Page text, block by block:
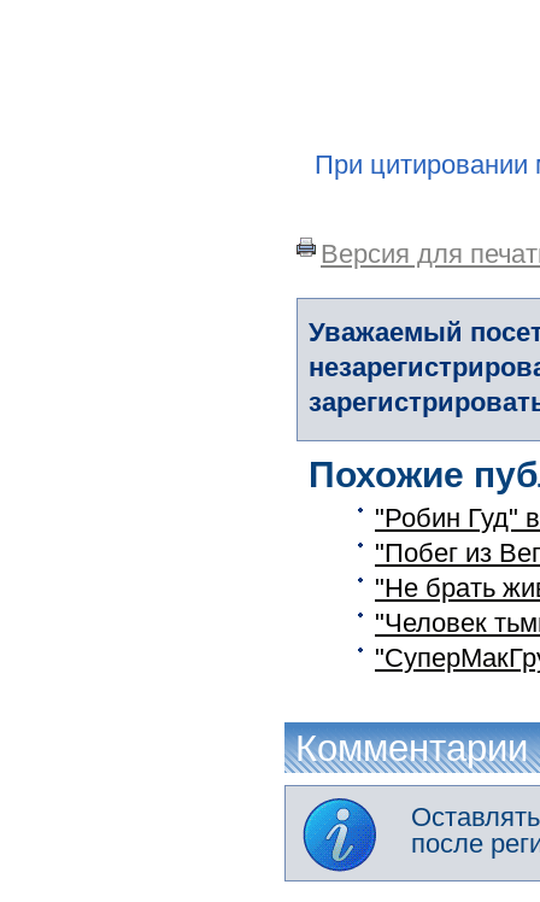
При цитировании
Версия для
Уважаемый
Похожие
"Робин Гуд"
"Побег из
"Не брать
"Человек
Комментарии
после